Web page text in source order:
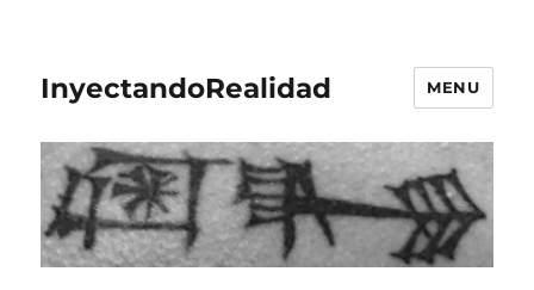
InyectandoRealidad MENU